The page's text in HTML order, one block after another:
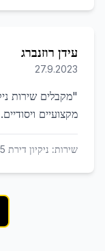
עידן רוזנברג
27.9.2023
"
מקצועיים ויסודיים.
שירות: ניקיון דירת 5 חדרים